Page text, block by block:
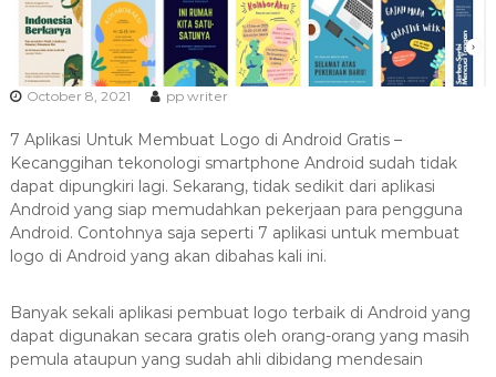
a
s
i
r
b
a
i
k
u
b
0
October 8, 2021 pp writer
7 Aplikasi Untuk Membuat Logo di Android Gratis –
Kecanggihan tekonologi smartphone Android sudah tidak
dapat dipungkiri lagi. Sekarang, tidak sedikit dari aplikasi
Android yang siap memudahkan pekerjaan para pengguna
Android. Contohnya saja seperti 7 aplikasi untuk membuat
logo di Android yang akan dibahas kali ini.
Banyak sekali aplikasi pembuat logo terbaik di Android yang
dapat digunakan secara gratis oleh orang-orang yang masih
pemula ataupun yang sudah ahli dibidang mendesain